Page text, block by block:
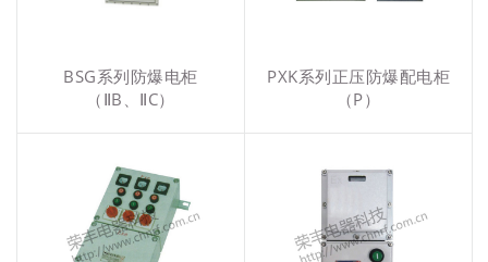
BSG系列防爆电柜
（ⅡB、ⅡC）
PXK系列正压防爆配电柜
（P）